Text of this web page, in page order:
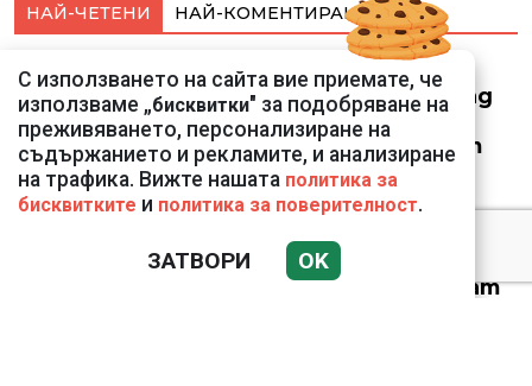
НАЙ-ЧЕТЕНИ НАЙ-КОМЕНТИРАНИ
Смарт оферти с до
90% отстъпка за над
150 устройства от
Vivacom през август
Веригите пробутват
С използването на сайта вие приемате, че
използваме „бисквитки" за подобряване на
преживяването, персонализиране на
съдържанието и рекламите, и анализиране
на трафика. Вижте нашата политика за
бисквитките и политика за поверителност.
ЗАТВОРИ OK